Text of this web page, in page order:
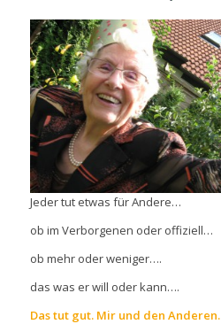
Jeder tut etwas für Andere…
ob im Verborgenen oder offiziell…
ob mehr oder weniger….
das was er will oder kann….
Das tut gut. Mir und den Anderen.